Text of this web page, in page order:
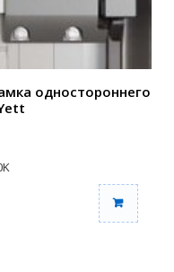
одностороннего